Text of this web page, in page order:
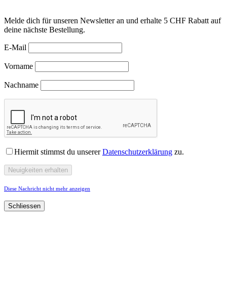
Melde dich für unseren Newsletter an und erhalte 5 CHF Rabatt auf
deine nächste Bestellung.
E-Mail
Vorname
Nachname
Hiermit stimmst du unsererDatenschutzerklärung zu.
Diese Nachricht nicht mehr anzeigen
Schliessen